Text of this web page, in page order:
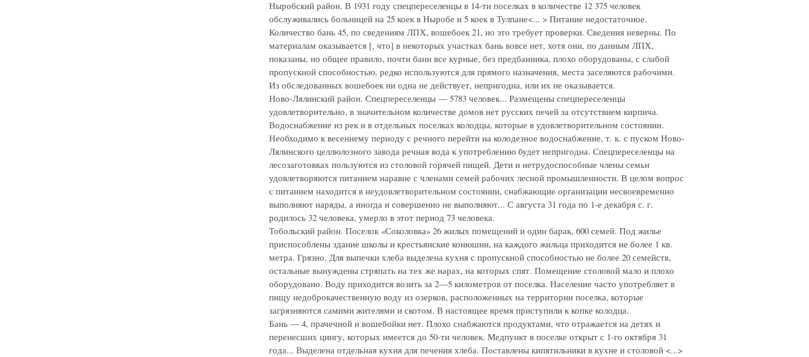
Ныробский район. В 1931 году спецпереселенцы в 14-ти поселках в количестве 12 375 человек
обслуживались больницей на 25 коек в Ныробе и 5 коек в Тулпане<... > Питание недостаточное.
Количество бань 45, по сведениям ЛПХ, вошебоек 21, но это требует проверки. Сведения неверны. По
материалам оказывается [, что] в некоторых участках бань вовсе нет, хотя они, по данным ЛПХ,
показаны, но общее правило, почти бани все курные, без предбанника, плохо оборудованы, с слабой
пропускной способностью, редко используются для прямого назначения, места заселяются рабочими.
Из обследованных вошебоек ни одна не действует, непригодна, или их не оказывается.
Ново-Лялинский район. Спецпереселенцы — 5783 человек... Размещены спецпереселенцы
удовлетворительно, в значительном количестве домов нет русских печей за отсутствием кирпича.
Водоснабжение из рек и в отдельных поселках колодцы, которые в удовлетворительном состоянии.
Необходимо к весеннему периоду с речного перейти на колодезное водоснабжение, т. к. с пуском Ново-
Лялинского целлюлозного завода речная вода к употреблению будет непригодна. Спецпереселенцы на
лесозаготовках пользуются из столовой горячей пищей. Дети и нетрудоспособные члены семьи
удовлетворяются питанием наравне с членами семей рабочих лесной промышленности. В целом вопрос
с питанием находится в неудовлетворительном состоянии, снабжающие организации несвоевременно
выполняют наряды, а иногда и совершенно не выполняют... С августа 31 года по 1-е декабря с. г.
родилось 32 человека, умерло в этот период 73 человека.
Тобольский район. Поселок «Соколовка» 26 жилых помещений и один барак, 600 семей. Под жилье
приспособлены здание школы и крестьянские конюшни, на каждого жильца приходится не более 1 кв.
метра. Грязно. Для выпечки хлеба выделена кухня с пропускной способностью не более 20 семейств,
остальные вынуждены стряпать на тех же нарах, на которых спят. Помещение столовой мало и плохо
оборудовано. Воду приходится возить за 2—5 километров от поселка. Население часто употребляет в
пищу недоброкачественную воду из озерков, расположенных на территории поселка, которые
загрязняются самими жителями и скотом. В настоящее время приступили к копке колодца.
Бань — 4, прачечной и вошебойки нет. Плохо снабжаются продуктами, что отражается на детях и
перенесших цингу, которых имеется до 50-ти человек. Медпункт в поселке открыт с 1-го октября 31
года... Выделена отдельная кухня для печения хлеба. Поставлены кипятильники в кухне и столовой <...>